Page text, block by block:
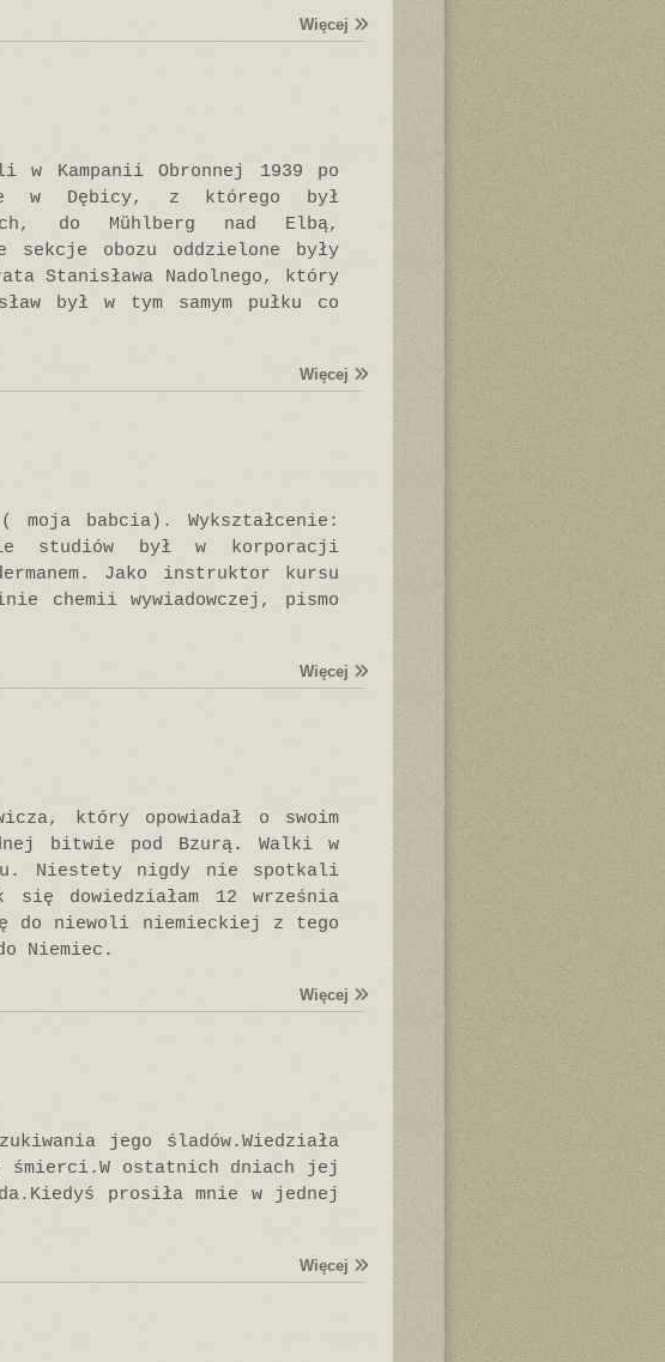
Więcej
Kampanii Obronnej 1939 po
w Dębicy, z którego był
do Mühlberg nad Elbą,
sekcje obozu oddzielone były
Stanisława Nadolnego, który
był w tym samym pułku co
Więcej
( moja babcia). Wykształcenie:
studiów był w korporacji
Jako instruktor kursu
chemii wywiadowczej, pismo
Więcej
który opowiadał o swoim
bitwie pod Bzurą. Walki w
Niestety nigdy nie spotkali
dowiedziałam 12 września
do niewoli niemieckiej z tego
Niemiec.
Więcej
jego śladów.Wiedziała
śmierci.W ostatnich dniach jej
prosiła mnie w jednej
Więcej